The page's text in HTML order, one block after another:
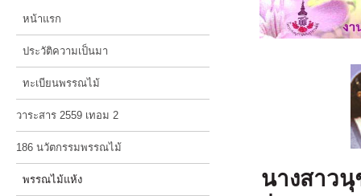
นางสาว
หน้าแรก
ประวัติความเป็นมา
ทะเบียนพรรณไม้
วาระสาร 2559 เทอม 2
186 นวัตกรรมพรรณไม้
พรรณไม้แห้ง